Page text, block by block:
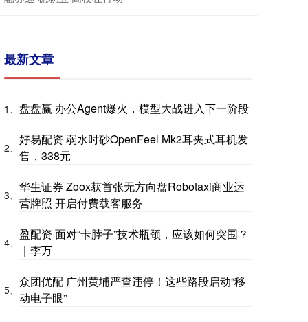
最新文章
1、 盘盘赢 办公Agent爆火，模型大战进入下一阶段
2、
好易配资 弱水时砂OpenFeel Mk2耳夹式耳机发
售，338元
3、
华生证券 Zoox获首张无方向盘Robotaxi商业运
营牌照 开启付费载客服务
4、
盈配资 面对“卡脖子”技术瓶颈，应该如何突围？
｜李万
5、
众团优配 广州黄埔严查违停！这些路段启动“移
动电子眼”